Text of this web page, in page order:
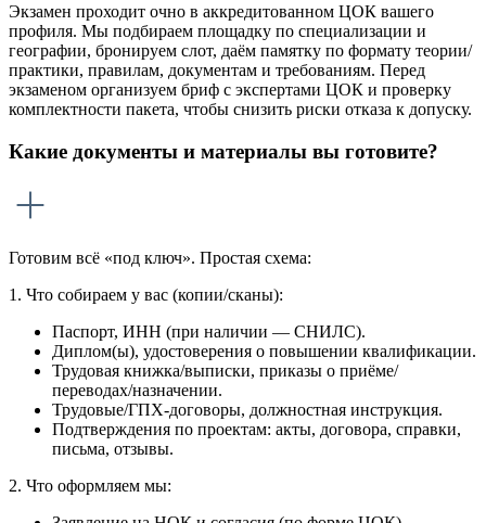
Экзамен проходит очно в аккредитованном ЦОК вашего
профиля. Мы подбираем площадку по специализации и
географии, бронируем слот, даём памятку по формату теории/
практики, правилам, документам и требованиям. Перед
экзаменом организуем бриф с экспертами ЦОК и проверку
комплектности пакета, чтобы снизить риски отказа к допуску.
Какие документы и материалы вы готовите?
Готовим всё «под ключ». Простая схема:
1. Что собираем у вас (копии/сканы):
Паспорт, ИНН (при наличии — СНИЛС).
Диплом(ы), удостоверения о повышении квалификации.
Трудовая книжка/выписки, приказы о приёме/
переводах/назначении.
Трудовые/ГПХ-договоры, должностная инструкция.
Подтверждения по проектам: акты, договора, справки,
письма, отзывы.
2. Что оформляем мы: